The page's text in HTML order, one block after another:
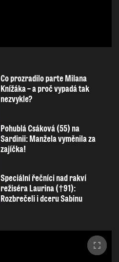
Co prozradilo parte Milana
Knížáka – a proč vypadá tak
nezvykle?
Pohublá Csáková (55) na
Sardinii: Manžela vyměnila za
zajíčka!
Speciální řečníci nad rakví
režiséra Laurina (†91):
Rozbrečeli i dceru Sabinu